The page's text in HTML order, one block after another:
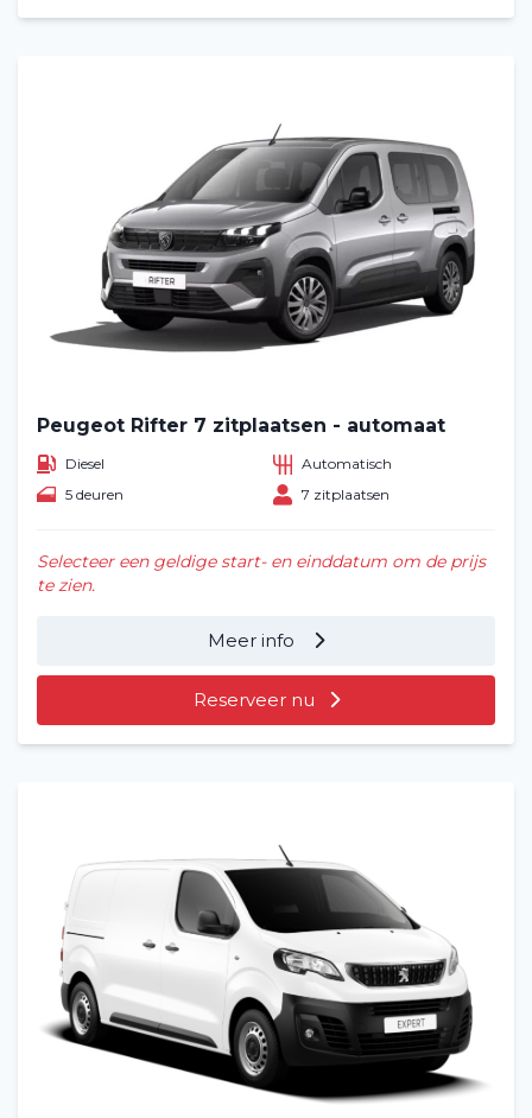
Peugeot Rifter 7 zitplaatsen - automaat
Diesel
Automatisch
5 deuren
7 zitplaatsen
Selecteer een geldige start- en einddatum om de prijs
te zien.
Meer info
Reserveer nu